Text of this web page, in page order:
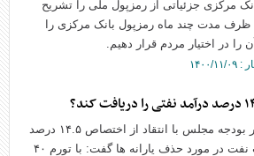
مرکزی جزئیاتی از رمزپول ملی را تشریح
ظرف مدت چند ماه رمزپول بانک مرکزی را
را در اختیار مردم قرار دهیم.
رئیس کمیته اصلاح ساختار بودجه مجلس با انتقاد از اختصاص ۱۴.۵ درصد
درآمدهای نفتی به شرکت نفت در مورد حذف یارانه ها گفت: با تورم ۴۰